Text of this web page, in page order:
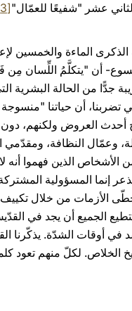
عشر "شفيعًا للعمّال"[3]
جدًّا من الحالة
تضربنا، أن حياتنا
العروض ولكنهم، دون
وعمّال النظافة، ومقدّمي
من الأشخاص الذين فهموا
إنما المسؤولية المشتركة.
الأزمات من خلال
الجميع أن يجد في
في أوقات الشدّة. يذكّرنا
الخلاص. لكلّ منهم تعود